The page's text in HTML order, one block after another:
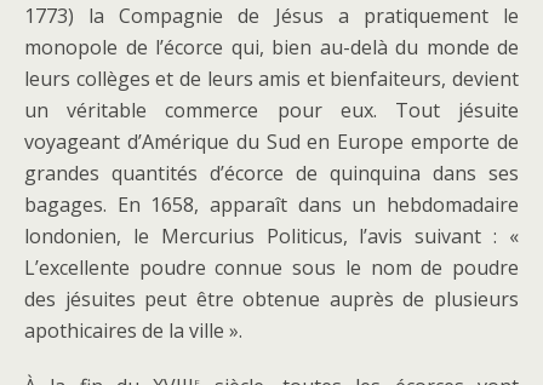
1773) la Compagnie de Jésus a pratiquement le
monopole de l’écorce qui, bien au-delà du monde de
leurs collèges et de leurs amis et bienfaiteurs, devient
un véritable commerce pour eux. Tout jésuite
voyageant d’Amérique du Sud en Europe emporte de
grandes quantités d’écorce de quinquina dans ses
bagages. En 1658, apparaît dans un hebdomadaire
londonien, le Mercurius Politicus, l’avis suivant : «
L’excellente poudre connue sous le nom de poudre
des jésuites peut être obtenue auprès de plusieurs
apothicaires de la ville ».